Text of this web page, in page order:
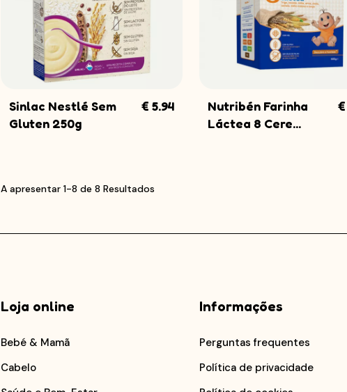
COMPRAR
Sinlac Nestlé Sem
Gluten 250g
€ 5.94
COMPRAR
Nutribén Farinha
Láctea 8 Cere...
A apresentar 1-8 de 8 Resultados
Loja online
Bebé & Mamã
Cabelo
Informações
Perguntas frequentes
Política de privacidade